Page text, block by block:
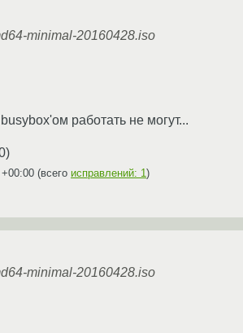
minimal-20160428.iso
работать не могут...
)
(всего исправлений: 1 )
minimal-20160428.iso